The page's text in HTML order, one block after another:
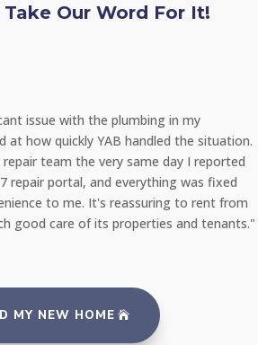
Our Word For It!
issue with the plumbing in my
at how quickly YAB handled the situation.
team the very same day I reported
repair portal, and everything was fixed
to me. It's reassuring to rent from
good care of its properties and tenants."
MY NEW HOME